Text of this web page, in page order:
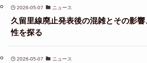
2026-05-07 ニュース
久留里線廃止発表後の混雑とその影
性を探る
2026-05-07 ニュース